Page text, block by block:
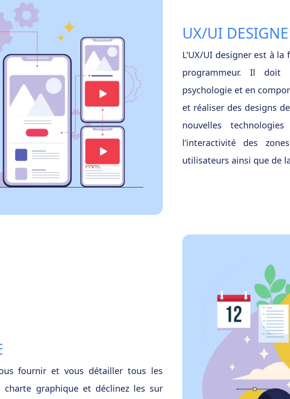
UX/UI
L'UX/UI designer est à
programmeur. Il doit
psychologie et en
et réaliser des designs
nouvelles
l’interactivité des
utilisateurs ainsi que de
fournir et vous détailler tous les
graphique et déclinez les sur